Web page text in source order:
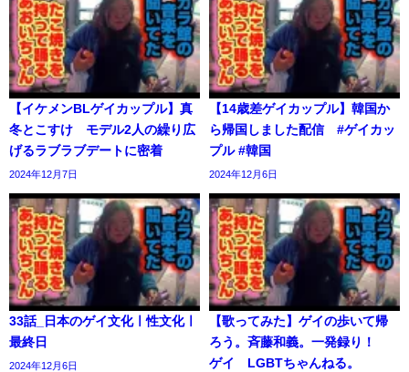
【イケメンBLゲイカップル】真
冬とこすけ モデル2人の繰り広
げるラブラブデートに密着
2024年12月7日
【14歳差ゲイカップル】韓国か
ら帰国しました配信 #ゲイカッ
プル #韓国
2024年12月6日
33話_日本のゲイ文化ㅣ性文化ㅣ
最終日
2024年12月6日
【歌ってみた】ゲイの歩いて帰
ろう。斉藤和義。一発録り！
ゲイ LGBTちゃんねる。